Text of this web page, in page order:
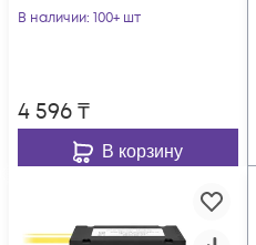
разъемы SC/APC
В наличии: 100+ шт
4 596₸
В корзину